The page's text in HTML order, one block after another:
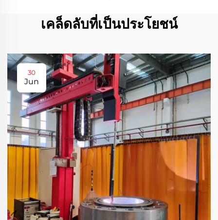
เคล็ดลับที่เป็นประโยชน์
30
Jun